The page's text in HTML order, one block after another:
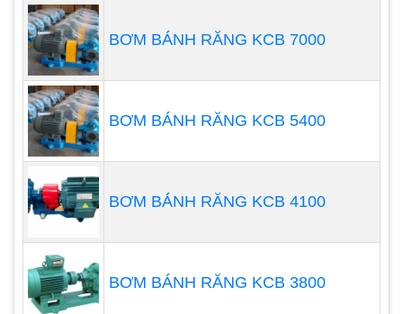
là bộ phận quyết định độ bền và chất lượng
của máy nên cần chú ý kỹ.
Van bi, đế van bơm có 2 màng bơm, 4 van bi
cùng một chiều chịu tác dụng trực tiếp của
chất bơm. Là bộ phận chính yếu của máy
bơm để thực hiện nhiệm vụ hút và đẩy.
Cuối cùng, là vỏ máy sẽ được làm từ nhiều vật liệu
khác nhau như: inox để bơm thực phẩm, thân
chịu được tính mài mòn cao. Xem thêm
Màng Là Gì?
BƠM BÁNH RĂNG KCB 7000
BƠM BÁNH RĂNG KCB 5400
BƠM BÁNH RĂNG KCB 4100
BƠM BÁNH RĂNG KCB 3800